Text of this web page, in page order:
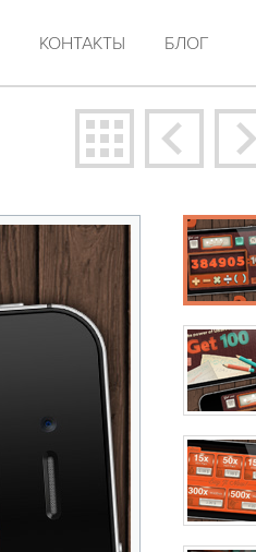
КОНТАКТЫ БЛОГ